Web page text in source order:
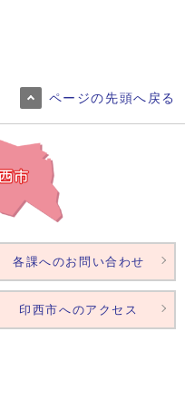
ページの先頭へ戻る
各課へのお問い合わせ
印西市へのアクセス